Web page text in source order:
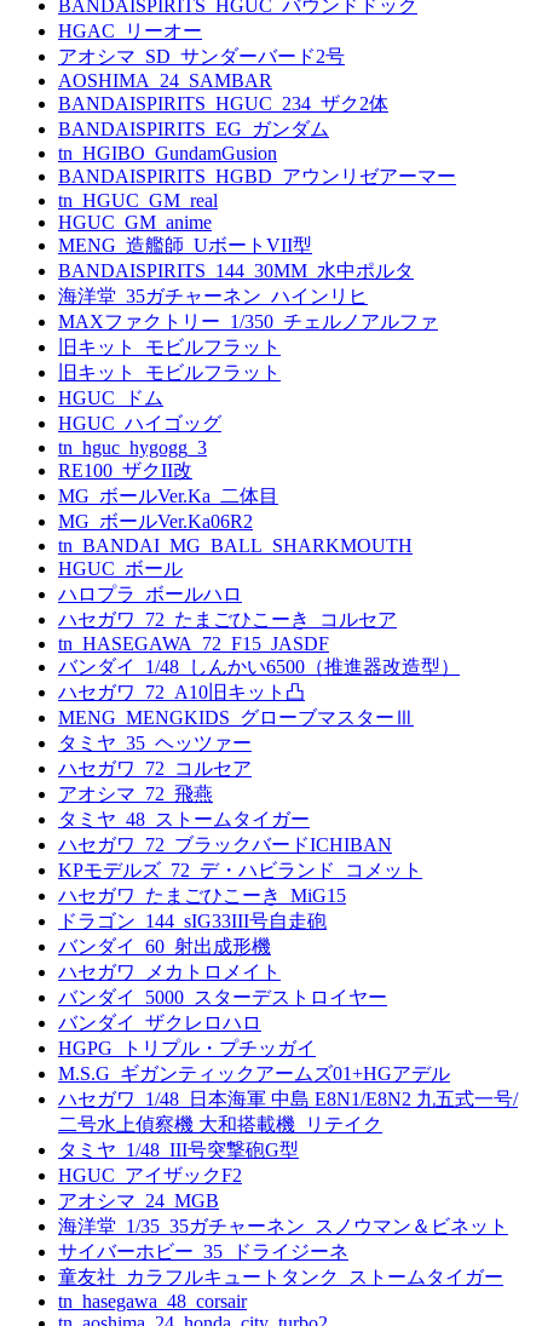
BANDAISPIRITS_HGUC_バウンドドック
HGAC_リーオー
アオシマ_SD_サンダーバード2号
AOSHIMA_24_SAMBAR
BANDAISPIRITS_HGUC_234_ザク2体
BANDAISPIRITS_EG_ガンダム
tn_HGIBO_GundamGusion
BANDAISPIRITS_HGBD_アウンリゼアーマー
tn_HGUC_GM_real
HGUC_GM_anime
MENG_造艦師_UボートVII型
BANDAISPIRITS_144_30MM_水中ポルタ
海洋堂_35ガチャーネン_ハインリヒ
MAXファクトリー_1/350_チェルノアルファ
旧キット_モビルフラット
旧キット_モビルフラット
HGUC_ドム
HGUC_ハイゴッグ
tn_hguc_hygogg_3
RE100_ザクII改
MG_ボールVer.Ka_二体目
MG_ボールVer.Ka06R2
tn_BANDAI_MG_BALL_SHARKMOUTH
HGUC_ボール
ハロプラ_ボールハロ
ハセガワ_72_たまごひこーき_コルセア
tn_HASEGAWA_72_F15_JASDF
バンダイ_1/48_しんかい6500（推進器改造型）
ハセガワ_72_A10旧キット凸
MENG_MENGKIDS_グローブマスターⅢ
タミヤ_35_ヘッツァー
ハセガワ_72_コルセア
アオシマ_72_飛燕
タミヤ_48_ストームタイガー
ハセガワ_72_ブラックバードICHIBAN
KPモデルズ_72_デ・ハビランド_コメット
ハセガワ_たまごひこーき_MiG15
ドラゴン_144_sIG33III号自走砲
バンダイ_60_射出成形機
ハセガワ_メカトロメイト
バンダイ_5000_スターデストロイヤー
バンダイ_ザクレロハロ
HGPG_トリプル・プチッガイ
M.S.G_ギガンティックアームズ01+HGアデル
ハセガワ_1/48_日本海軍 中島 E8N1/E8N2 九五式一号/
二号水上偵察機 大和搭載機_リテイク
タミヤ_1/48_III号突撃砲G型
HGUC_アイザックF2
アオシマ_24_MGB
海洋堂_1/35_35ガチャーネン_スノウマン＆ビネット
サイバーホビー_35_ドライジーネ
童友社_カラフルキュートタンク_ストームタイガー
tn_hasegawa_48_corsair